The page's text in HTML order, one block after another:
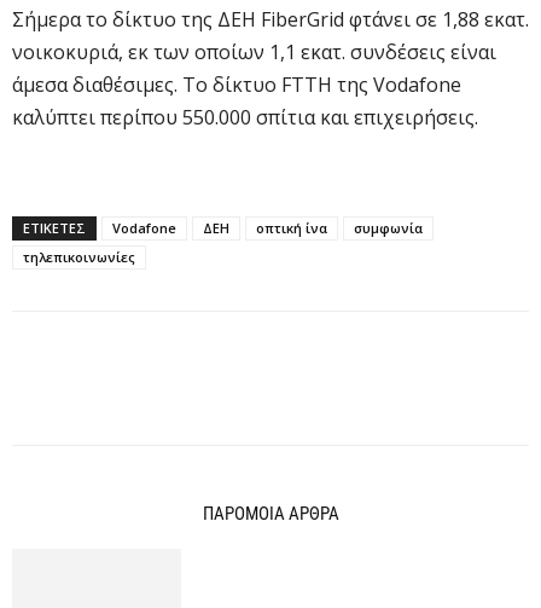
Σήμερα το δίκτυο της ΔΕΗ FiberGrid φτάνει σε 1,88 εκατ.
νοικοκυριά, εκ των οποίων 1,1 εκατ. συνδέσεις είναι
άμεσα διαθέσιμες. Το δίκτυο FTTH της Vodafone
καλύπτει περίπου 550.000 σπίτια και επιχειρήσεις.
ΕΤΙΚΕΤΕΣ Vodafone ΔΕΗ οπτική ίνα
συμφωνία
τηλεπικοινωνίες
ΠΑΡΟΜΟΙΑ ΑΡΘΡΑ